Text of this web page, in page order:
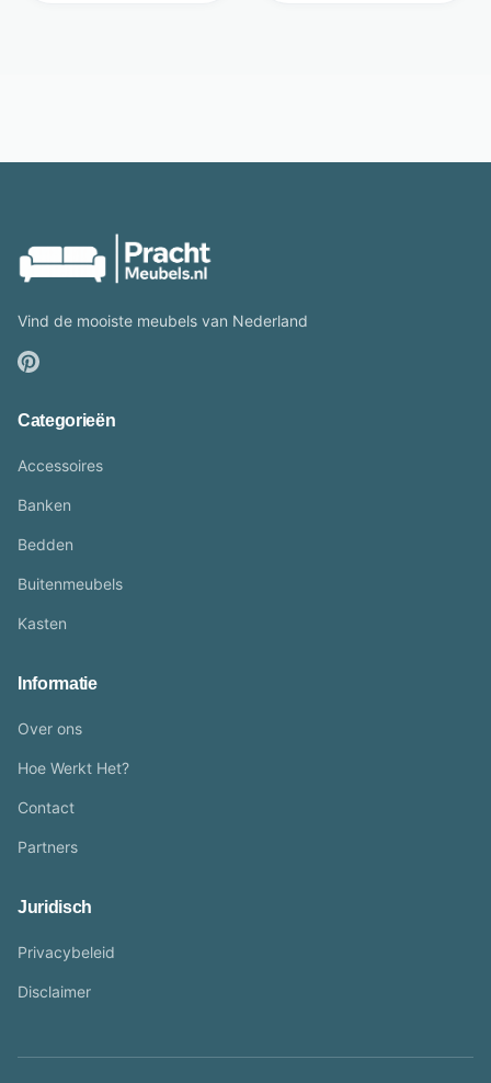
Vind de mooiste meubels van Nederland
Categorieën
Accessoires
Banken
Bedden
Buitenmeubels
Kasten
Informatie
Over ons
Hoe Werkt Het?
Contact
Partners
Juridisch
Privacybeleid
Disclaimer